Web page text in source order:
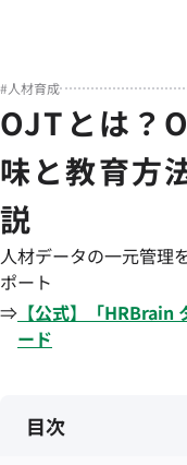
#人材育成
OJTとは？
味と教育方
説
人材データの一元管理
ポート
⇒ 【公式】「HRBrain
ード
目次